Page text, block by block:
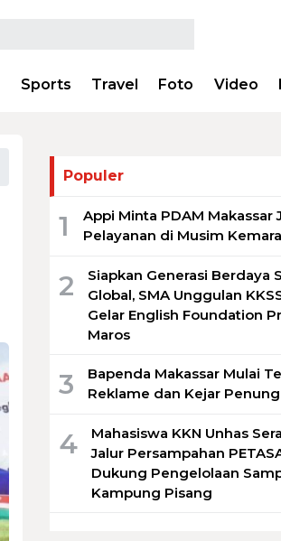
Sports Travel Foto Video
Populer
1
Appi Minta PDAM Makassar
Pelayanan di Musim
2
Siapkan Generasi Berdaya
Global, SMA Unggulan
Gelar English Foundation
Maros
3
Bapenda Makassar Mulai
Reklame dan Kejar
4
Mahasiswa KKN Unhas
Jalur Persampahan
Dukung Pengelolaan
Kampung Pisang